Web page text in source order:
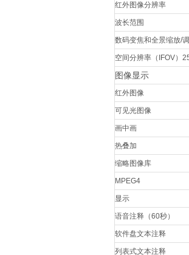
红外图像分辨率
波长范围
数码变焦和全景缩放/
空间分辨率（IFOV）
图像显示
红外图像
可见光图像
画中画
热叠加
缩略图像库
MPEG4
显示
语音注释（60秒）
软件盘文本注释
列表式文本注释